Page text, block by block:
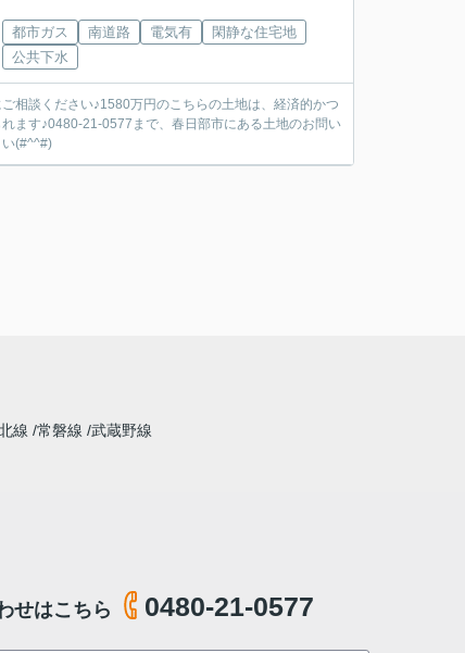
都市ガス 南道路 電気有
閑静な住宅地
公共下水
相談ください♪1580万円のこちらの土地は、経済的かつ
ます♪0480-21-0577まで、春日部市にある土地のお問い
い(#^^#)
線 常磐線 武蔵野線
せはこちら 0480-21-0577